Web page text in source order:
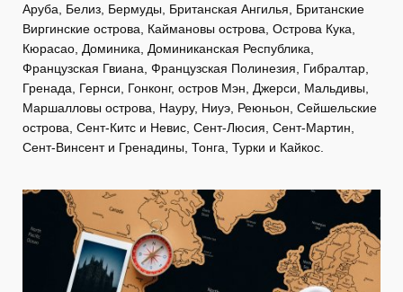
Аруба, Белиз, Бермуды, Британская Ангилья, Британские
Виргинские острова, Каймановы острова, Острова Кука,
Кюрасао, Доминика, Доминиканская Республика,
Французская Гвиана, Французская Полинезия, Гибралтар,
Гренада, Гернси, Гонконг, остров Мэн, Джерси, Мальдивы,
Маршалловы острова, Науру, Ниуэ, Реюньон, Сейшельские
острова, Сент-Китс и Невис, Сент-Люсия, Сент-Мартин,
Сент-Винсент и Гренадины, Тонга, Турки и Кайкос.